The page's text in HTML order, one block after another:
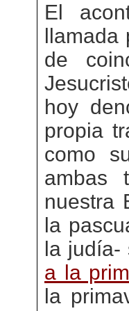
El
de
hoy
propia
como
ambas
nuestra
la
la judía-
a la
la